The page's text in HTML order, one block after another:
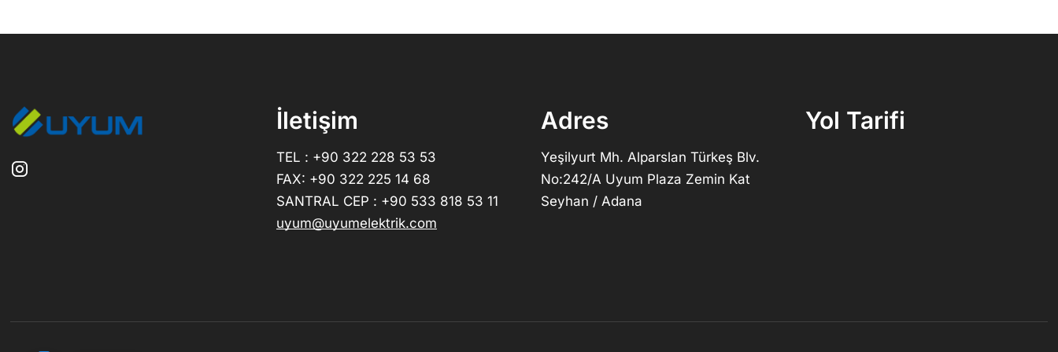
İletişim
TEL : +90 322 228 53 53
FAX: +90 322 225 14 68
SANTRAL CEP : +90 533 818 53 11
uyum@uyumelektrik.com
Adres
Yeşilyurt Mh. Alparslan Türkeş Blv.
No:242/A Uyum Plaza Zemin Kat
Seyhan / Adana
Yol Tarifi